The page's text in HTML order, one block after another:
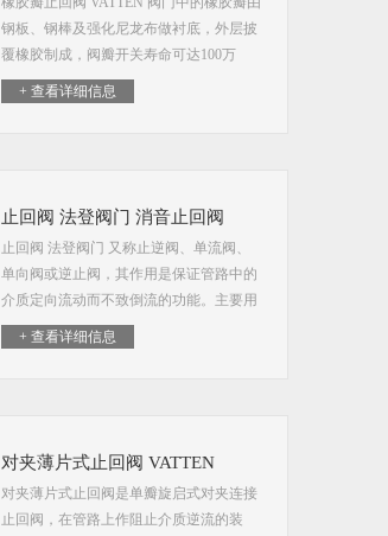
钢板、钢棒及强化尼龙布做衬底，外层披
覆橡胶制成，阀瓣开关寿命可达100万
次。
+ 查看详细信息
止回阀 法登阀门 消音止回阀
止回阀 法登阀门 又称止逆阀、单流阀、
单向阀或逆止阀，其作用是保证管路中的
介质定向流动而不致倒流的功能。主要用
于净水、源水、污水、海水等介质的供排
水管道上，安装在水泵出口处，用以截止
+ 查看详细信息
对夹薄片式止回阀 VATTEN
对夹薄片式止回阀是单瓣旋启式对夹连接
止回阀，在管路上作阻止介质逆流的装